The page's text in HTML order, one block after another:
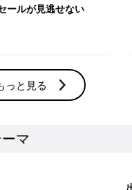
ート
た先輩ママの出産